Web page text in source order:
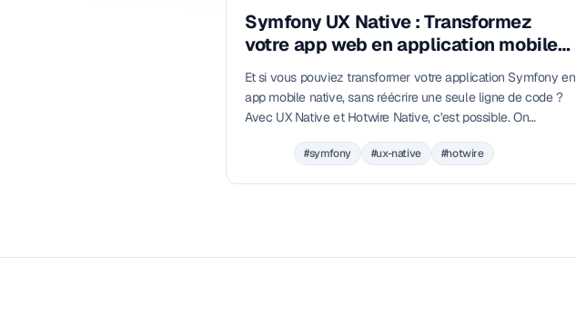
Symfony UX Native : Transformez
votre app web en application mobile
native
Et si vous pouviez transformer votre application Symfony en
app mobile native, sans réécrire une seule ligne de code ?
Avec UX Native et Hotwire Native, c'est possible. On
pour iOS et Android, pas à pas.
#symfony #ux-native #hotwire